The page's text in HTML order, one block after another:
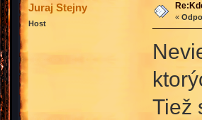
Juraj Stejny
Host
«
Tiež